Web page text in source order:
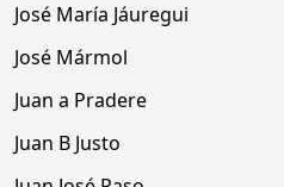
José María Jáuregui
José Mármol
Juan a Pradere
Juan B Justo